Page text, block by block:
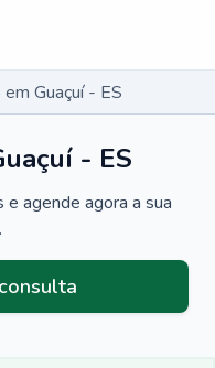
Guaçuí - ES
- ES
agende agora a sua